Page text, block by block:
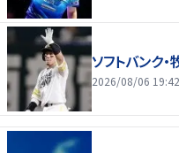
ソフトバンク
2026/08/06 19:42